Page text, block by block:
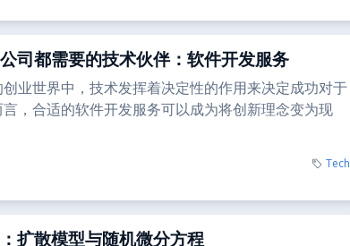
司都需要的技术伙伴：软件开发服务
业世界中，技术发挥着决定性的作用来决定成功对于
，合适的软件开发服务可以成为将创新理念变为现
Tech
扩散模型与随机微分方程